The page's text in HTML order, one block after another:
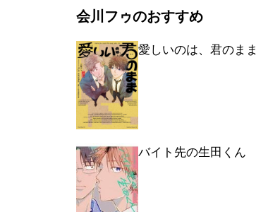
会川フゥのおすすめ
愛しいのは、君のまま
バイト先の生田くん